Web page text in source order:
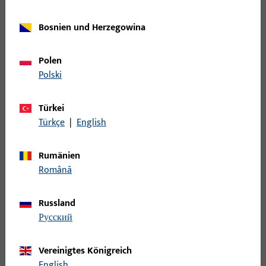
Einsatzbereich
Spezifischer Einsatzbereich
Basisfarbe
Einsatzsystem
Kategorie für Detailfilter wählen
Bosnien und Herzegowina
Polen
Polski
Türkei
Türkçe | English
Rumänien
Română
Russland
русский
Vereinigtes Königreich